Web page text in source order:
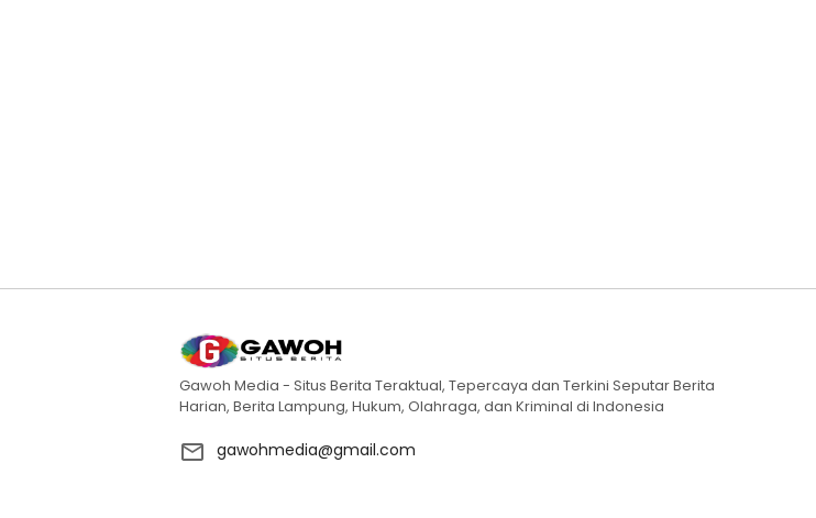
Gawoh Media - Situs Berita Teraktual, Tepercaya dan Terkini Seputar Berita
Harian, Berita Lampung, Hukum, Olahraga, dan Kriminal di Indonesia
gawohmedia@gmail.com